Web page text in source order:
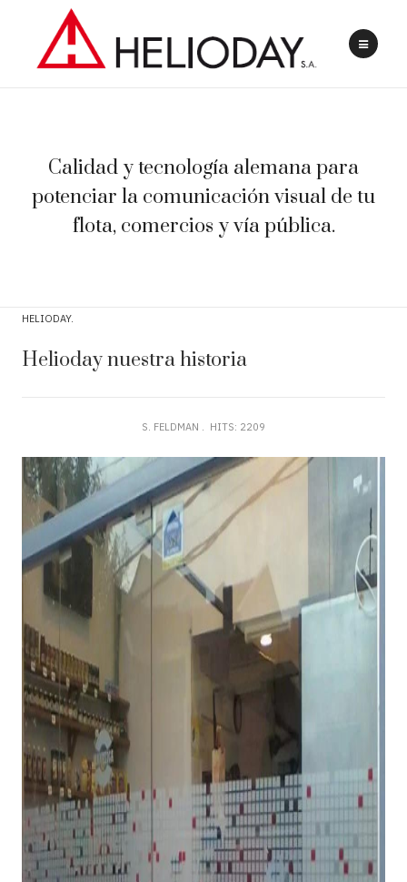
Calidad y tecnología alemana para
potenciar la comunicación visual de tu
flota, comercios y vía pública.
HELIODAY
Helioday nuestra historia
S. FELDMAN HITS: 2209